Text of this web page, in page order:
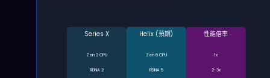
Series X Helix (預期) 性能倍率
Zen 2 CPU Zen 6 CPU 1x
RDNA 2 RDNA 5 2-3x